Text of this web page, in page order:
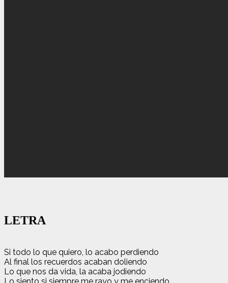
LETRA
Si todo lo que quiero, lo acabo perdiendo
Al final los recuerdos acaban doliendo
Lo que nos da vida, la acaba jodiendo
Lo siento si siempre me rayo y me enciendo